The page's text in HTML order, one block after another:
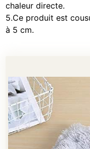
chaleur directe.
5.Ce produit est
à 5 cm.